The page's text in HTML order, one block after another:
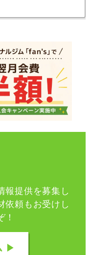
報提供を募集し
依頼もお受けし
▶